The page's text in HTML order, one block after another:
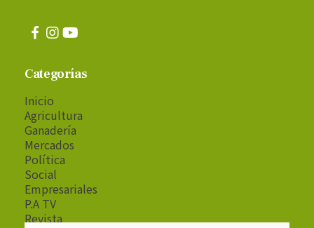
Categorías
Inicio
Agricultura
Ganadería
Mercados
Política
Social
Empresariales
P.A TV
Revista